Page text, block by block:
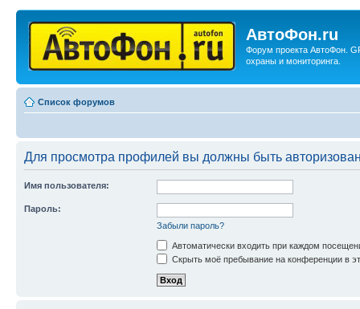
АвтоФон.ru
Форум проекта АвтоФон.
охраны и мониторинга.
Список форумов
Для просмотра профилей вы должны быть
Имя пользователя:
Пароль:
Забыли пароль?
Автоматически входить при каждом
Скрыть моё пребывание на конференции в